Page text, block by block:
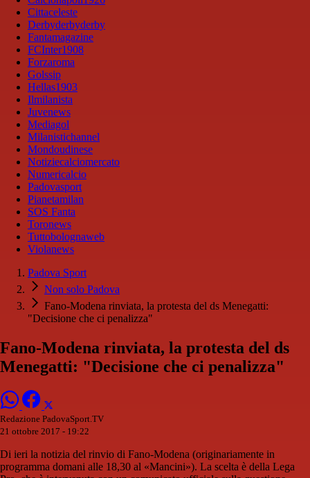
Cittaceleste
Derbyderbyderby
Fantamagazine
FCInter1908
Forzaroma
Golssip
Hellas1903
Ilmilanista
Juvenews
Mediagol
Milanistichannel
Mondoudinese
Notiziecalciomercato
Numericalcio
Padovasport
Pianetamilan
SOS Fanta
Toronews
Tuttobolognaweb
Violanews
Padova Sport
Non solo Padova
Fano-Modena rinviata, la protesta del ds Menegatti:
"Decisione che ci penalizza"
Fano-Modena rinviata, la protesta del ds
Menegatti: "Decisione che ci penalizza"
Redazione PadovaSport.TV
21 ottobre 2017 - 19:22
Di ieri la notizia del rinvio di Fano-Modena (originariamente in
programma domani alle 18,30 al «Mancini»). La scelta è della Lega